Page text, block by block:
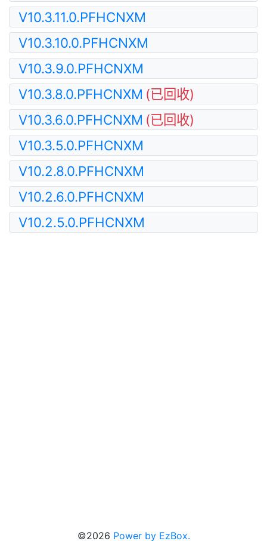
V10.3.11.0.PFHCNXM
V10.3.10.0.PFHCNXM
V10.3.9.0.PFHCNXM
V10.3.8.0.PFHCNXM (已回收)
V10.3.6.0.PFHCNXM (已回收)
V10.3.5.0.PFHCNXM
V10.2.8.0.PFHCNXM
V10.2.6.0.PFHCNXM
V10.2.5.0.PFHCNXM
©2026 Power by EzBox.